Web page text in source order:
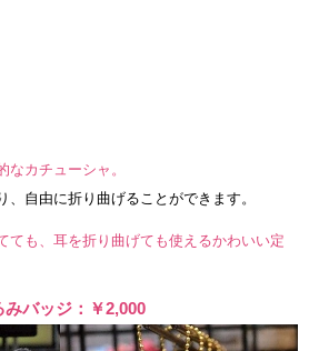
なカチューシャ。
自由に折り曲げることができます。
ても、耳を折り曲げても使えるかわいい定
バッジ：￥2,000